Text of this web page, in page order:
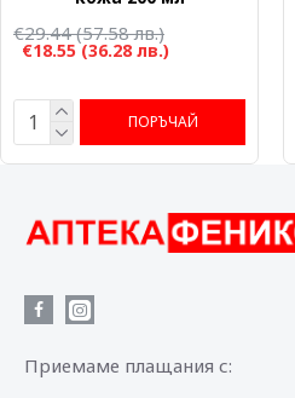
€18.55(36.28 лв.)
€29.44(57.58 лв.)
ПОРЪЧАЙ
Приемаме плащания с: